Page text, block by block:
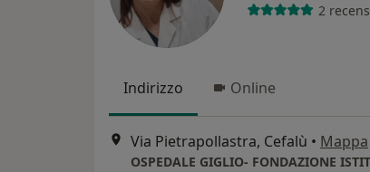
2
Indirizzo Online
Via Pietrapollastra, Cefalù • Mappa